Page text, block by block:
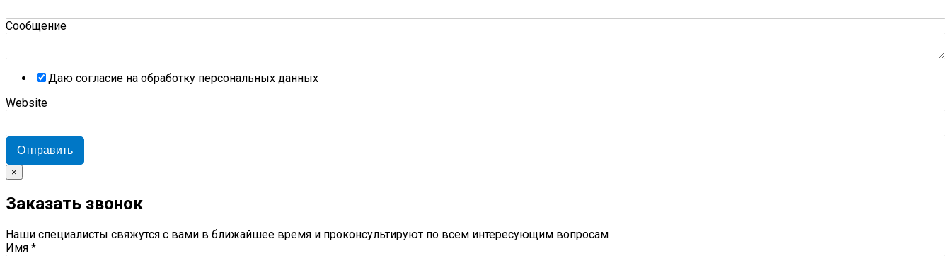
Сообщение
Даю согласие на обработку персональных данных
Website
Отправить
×
Заказать звонок
Наши специалисты свяжутся с вами в ближайшее время и проконсультируют по всем интересующим вопросам
Имя *